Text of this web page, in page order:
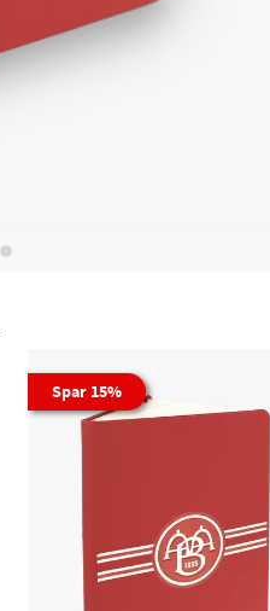
Spar 15%